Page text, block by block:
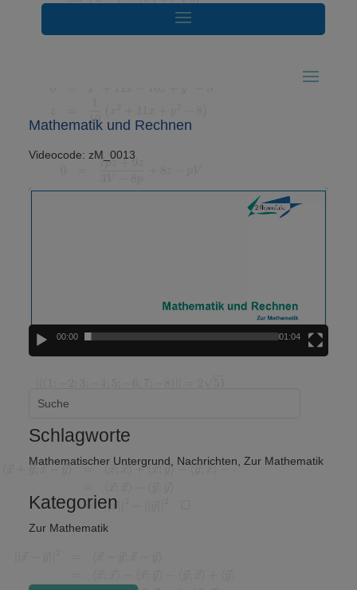
Mathematik und Rechnen
Videocode: zM_0013
Video-
00:00 01:04
Schlagworte
Mathematischer Untergrund Nachrichten Zur Mathematik
Kategorien
Zur Mathematik